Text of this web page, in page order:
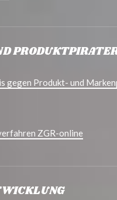
gegen Produkt- und
ZGR-online